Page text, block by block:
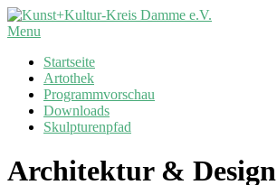
Skip
to
Kunst+Kultur-
Damme
Primary
Menu
Menu
Startseite
Artothek
Programmvorschau
Downloads
Skulpturenpfad
Architektur & Design